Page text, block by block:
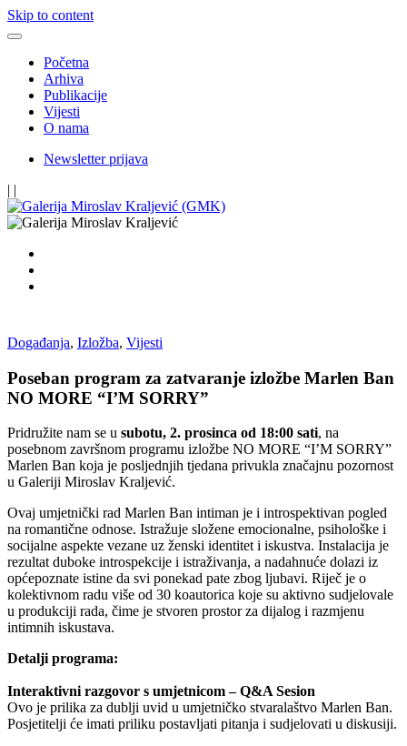
Skip to content
Početna
Arhiva
Publikacije
Vijesti
O nama
Newsletter prijava
| |
Događanja, Izložba, Vijesti
Poseban program za zatvaranje izložbe Marlen Ban
NO MORE “I’M SORRY”
Pridružite nam se u subotu, 2. prosinca od 18:00 sati, na
posebnom završnom programu izložbe NO MORE “I’M SORRY”
Marlen Ban koja je posljednjih tjedana privukla značajnu pozornost
u Galeriji Miroslav Kraljević.
Ovaj umjetnički rad Marlen Ban intiman je i introspektivan pogled
na romantične odnose. Istražuje složene emocionalne, psihološke i
socijalne aspekte vezane uz ženski identitet i iskustva. Instalacija je
rezultat duboke introspekcije i istraživanja, a nadahnuće dolazi iz
općepoznate istine da svi ponekad pate zbog ljubavi. Riječ je o
kolektivnom radu više od 30 koautorica koje su aktivno sudjelovale
u produkciji rada, čime je stvoren prostor za dijalog i razmjenu
intimnih iskustava.
Detalji programa:
Interaktivni razgovor s umjetnicom – Q&A Sesion
Ovo je prilika za dublji uvid u umjetničko stvaralaštvo Marlen Ban.
Posjetitelji će imati priliku postavljati pitanja i sudjelovati u diskusiji.